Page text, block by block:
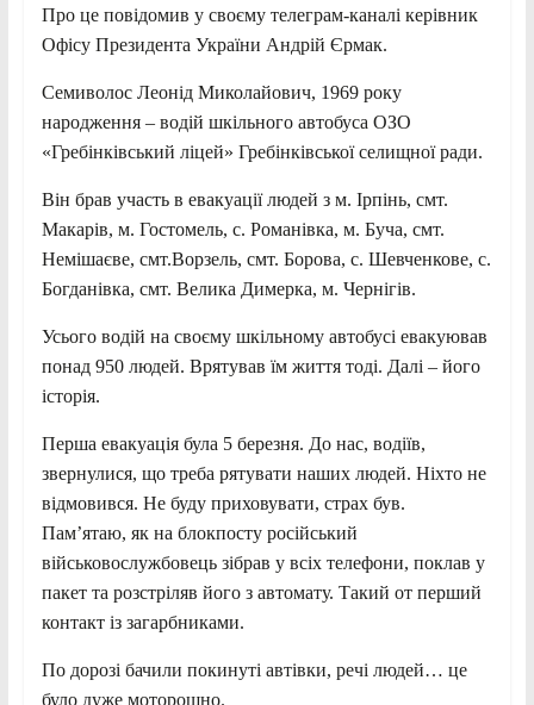
Про це повідомив у своєму телеграм-каналі керівник
Офісу Президента України Андрій Єрмак.
Семиволос Леонід Миколайович, 1969 року
народження – водій шкільного автобуса ОЗО
«Гребінківський ліцей» Гребінківської селищної ради.
Він брав участь в евакуації людей з м. Ірпінь, смт.
Макарів, м. Гостомель, с. Романівка, м. Буча, смт.
Немішаєве, смт.Ворзель, смт. Борова, с. Шевченкове, с.
Богданівка, смт. Велика Димерка, м. Чернігів.
Усього водій на своєму шкільному автобусі евакуював
понад 950 людей. Врятував їм життя тоді. Далі – його
історія.
Перша евакуація була 5 березня. До нас, водіїв,
звернулися, що треба рятувати наших людей. Ніхто не
відмовився. Не буду приховувати, страх був.
Пам’ятаю, як на блокпосту російський
військовослужбовець зібрав у всіх телефони, поклав у
пакет та розстріляв його з автомату. Такий от перший
контакт із загарбниками.
По дорозі бачили покинуті автівки, речі людей… це
було дуже моторошно.